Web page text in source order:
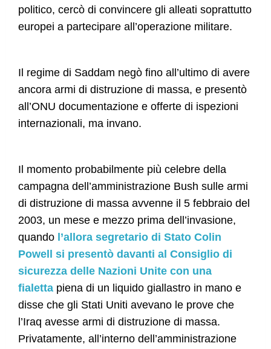
politico, cercò di convincere gli alleati soprattutto
europei a partecipare all’operazione militare.
Il regime di Saddam negò fino all’ultimo di avere
ancora armi di distruzione di massa, e presentò
all’ONU documentazione e offerte di ispezioni
internazionali, ma invano.
Il momento probabilmente più celebre della
campagna dell’amministrazione Bush sulle armi
di distruzione di massa avvenne il 5 febbraio del
2003, un mese e mezzo prima dell’invasione,
quando l’allora segretario di Stato Colin
Powell si presentò davanti al Consiglio di
sicurezza delle Nazioni Unite con una
fialetta piena di un liquido giallastro in mano e
disse che gli Stati Uniti avevano le prove che
l’Iraq avesse armi di distruzione di massa.
Privatamente, all’interno dell’amministrazione